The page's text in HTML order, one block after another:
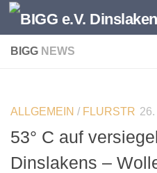
Zum Inhalt springen
BIGG NEWS
ALLGEMEIN / FLURSTR
53° C auf
Dinslakens –